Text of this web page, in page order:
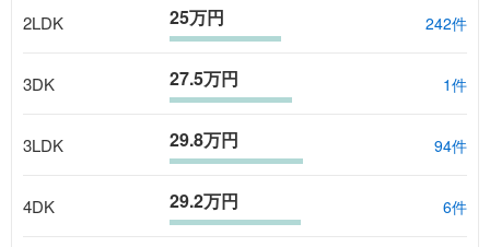
2LDK 25万円 242件
3DK 27.5万円 1件
3LDK 29.8万円 94件
4DK 29.2万円 6件